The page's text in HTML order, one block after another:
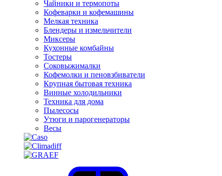
Чайники и термопоты
Кофеварки и кофемашины
Мелкая техника
Блендеры и измельчители
Миксеры
Кухонные комбайны
Тостеры
Соковыжималки
Кофемолки и пеновзбиватели
Крупная бытовая техника
Винные холодильники
Техника для дома
Пылесосы
Утюги и парогенераторы
Весы